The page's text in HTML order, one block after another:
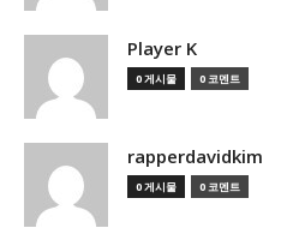
Player K
0 게시물 0 코멘트
rapperdavidkim
0 게시물 0 코멘트